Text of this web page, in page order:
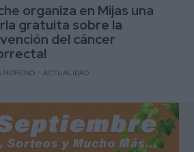
organiza en Mijas una
gratuita sobre la
del cáncer
MORENO ACTUALIDAD